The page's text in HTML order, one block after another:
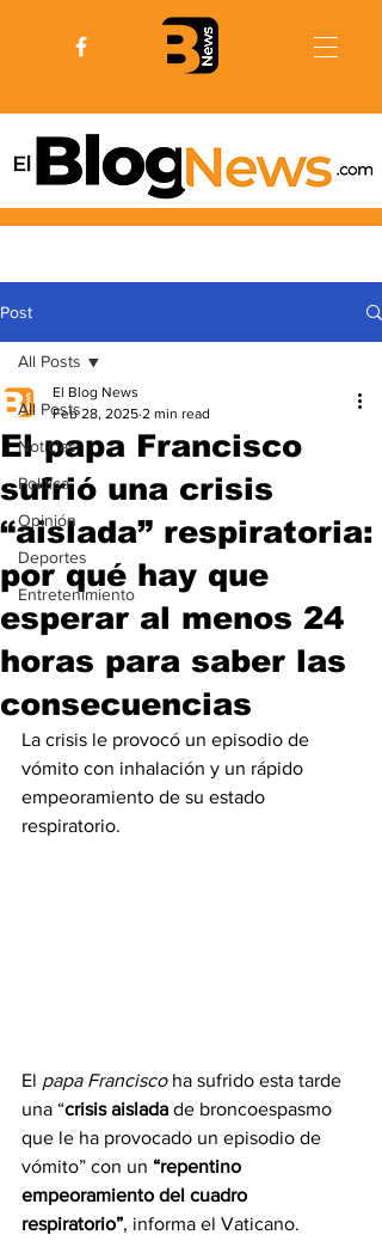
Post
All Posts
Noticias
Politica
Opinión
Deportes
Entretenimiento
All Posts
El papa Francisco
sufrió una crisis
“aislada” respiratoria:
por qué hay que
esperar al menos 24
horas para saber las
consecuencias
El Blog News
Feb 28, 2025 2 min read
La crisis le provocó un episodio de
vómito con inhalación y un rápido
empeoramiento de su estado
respiratorio.
El papa Francisco ha sufrido esta tarde
una “crisis aislada de broncoespasmo
que le ha provocado un episodio de
vómito” con un “repentino
empeoramiento del cuadro
respiratorio”, informa el Vaticano.